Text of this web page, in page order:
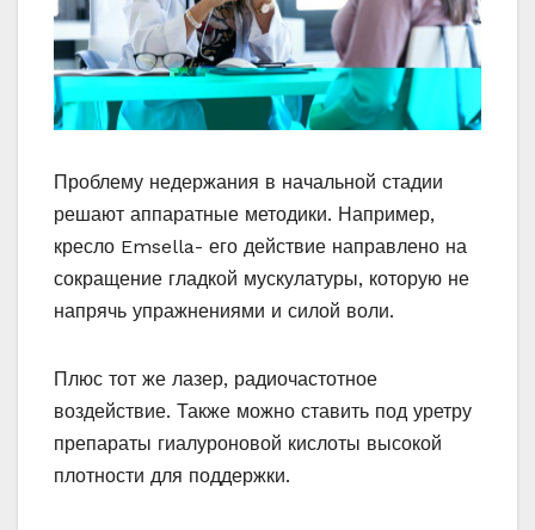
Проблему недержания в начальной стадии
решают аппаратные методики. Например,
кресло Emsella- его действие направлено на
сокращение гладкой мускулатуры, которую не
напрячь упражнениями и силой воли.
Плюс тот же лазер, радиочастотное
воздействие. Также можно ставить под уретру
препараты гиалуроновой кислоты высокой
плотности для поддержки.